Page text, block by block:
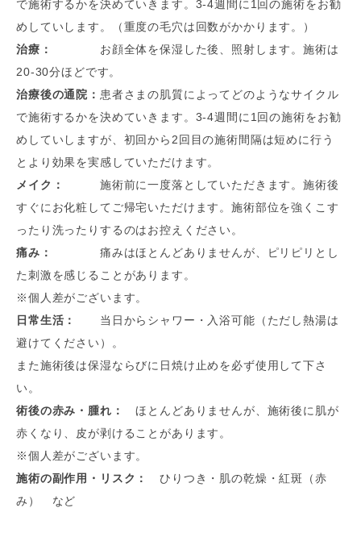
で施術するかを決めていきます。3-4週間に1回の施術をお勧
めしていします。（重度の毛穴は回数がかかります。）
治療： お顔全体を保湿した後、照射します。施術は
20-30分ほどです。
治療後の通院： 患者さまの肌質によってどのようなサイクル
で施術するかを決めていきます。3-4週間に1回の施術をお勧
めしていしますが、初回から2回目の施術間隔は短めに行う
とより効果を実感していただけます。
メイク： 施術前に一度落としていただきます。施術後
すぐにお化粧してご帰宅いただけます。施術部位を強くこす
ったり洗ったりするのはお控えください。
痛み： 痛みはほとんどありませんが、ピリピリとし
た刺激を感じることがあります。
※個人差がございます。
日常生活： 当日からシャワー・入浴可能（ただし熱湯は
避けてください）。
また施術後は保湿ならびに日焼け止めを必ず使用して下さ
い。
術後の赤み・腫れ：ほとんどありませんが、施術後に肌が
赤くなり、皮が剥けることがあります。
※個人差がございます。
施術の副作用・リスク：ひりつき・肌の乾燥・紅斑（赤
み） など